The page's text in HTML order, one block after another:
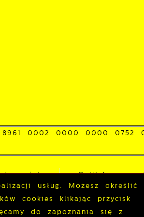
8961 0002 0000 0000 0752
Polityka
usług. Możesz określić
cookies klikając przycisk
do zapoznania się z